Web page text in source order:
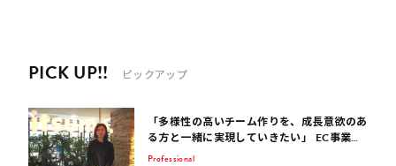
PICK UP!! ピックアップ
「多様性の高いチーム作りを、成長意欲のあ
る方と一緒に実現していきたい」 EC事業サ
ポート歴15年のコンサルタントが話す、EC
Professional